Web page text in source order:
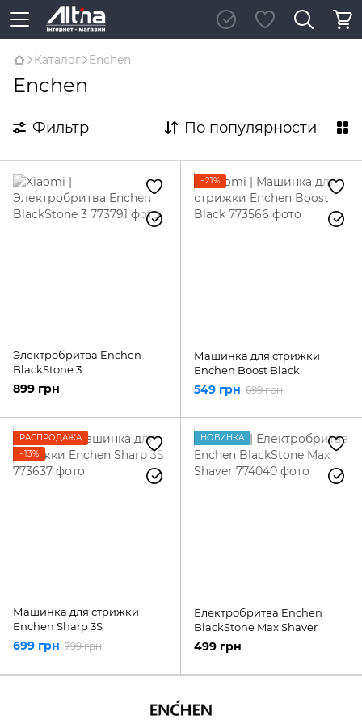
Каталог Enchen
Enchen
Фильтр По популярности
Электробритва Enchen
BlackStone 3
899 грн
−21%
Машинка для стрижки
Enchen Boost Black
549 грн 699 грн
РАСПРОДАЖА
−13%
Машинка для стрижки
Enchen Sharp 3S
699 грн 799 грн
НОВИНКА
Електробритва Enchen
BlackStone Max Shaver
499 грн